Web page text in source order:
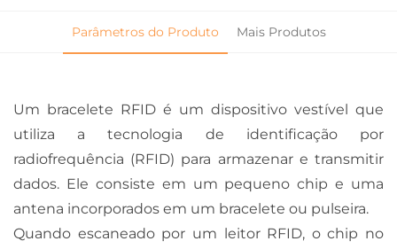
Parâmetros do Produto Mais Produtos
Um bracelete RFID é um dispositivo vestível que
utiliza a tecnologia de identificação por
radiofrequência (RFID) para armazenar e transmitir
dados. Ele consiste em um pequeno chip e uma
antena incorporados em um bracelete ou pulseira.
Quando escaneado por um leitor RFID, o chip no